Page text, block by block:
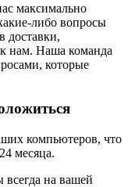
максимально
либо вопросы
доставки,
к нам. Наша команда
которые
компьютеров, что
месяца.
на вашей